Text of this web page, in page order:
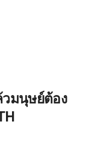
วมนุษย์ต้อง